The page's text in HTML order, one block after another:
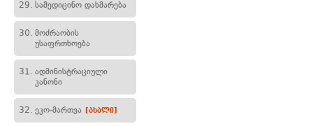
29. სამედიცინო დახმარება
30. მოძრაობის
უსაფრთხოება
31. ადმინისტრაციული
კანონი
32. ეკო-მართვა [ახალი]